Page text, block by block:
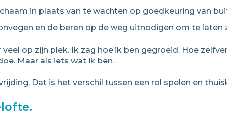
in plaats van te wachten op goedkeuring van
en de beren op de weg uitnodigen om te laten
op zijn plek. Ik zag hoe ik ben gegroeid. Hoe
Maar als iets wat ik ben.
Dat is het verschil tussen een rol spelen en